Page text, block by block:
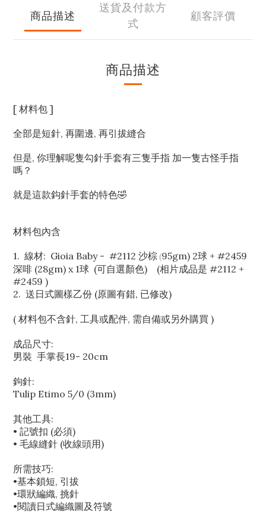
商品描述
送貨及付款方
式
顧客評價
商品描述
[ 材料包 ]
全部是短針, 再圍邊, 再引拔縫合
但是, 你理解呢隻勾針手套有三隻手指 加一隻古怪手指
嗎？
就是這款鈎針手套的特色🤣
材料包內含
1. 線材: Gioia Baby - #2112 沙棕(95gm) 2球 + #2459
深啡 (28gm) x 1球 (可自選顏色) (相片成品是 #2112 +
#2459 )
2. 送日式圖樣乙份 (原圖有錯, 已修改)
( 材料包不含針, 工具或配件, 需自備或另外購買 )
成品尺寸:
男裝 手掌長19- 20cm
鉤針:
Tulip Etimo 5/0 (3mm)
其他工具:
• 記號扣 (必須)
• 毛線縫針 (收線頭用)
所需技巧:
•基本鎖短, 引拔
•環狀編織, 挑針
•閱讀日式編織圖及符號